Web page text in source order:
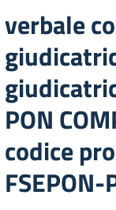
verbale
PON
codice